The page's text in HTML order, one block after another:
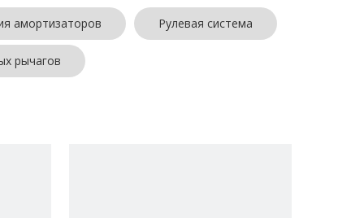
English
амортизаторов Рулевая система
рычагов